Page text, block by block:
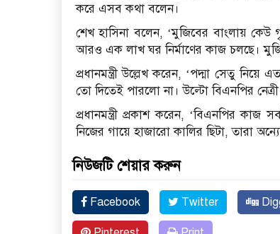
করে এসব কথা বলেন।
শেখ হাসিনা বলেন, ‘মুজিবের বাংলায়
আরও এক লাখ ঘর নির্মাণের কাজ চলছে।
প্রধানমন্ত্রী উল্লেখ করেন, ‘পদ্মা সেতু
তো দিতেই পারলো না। উল্টো বিএনপির
প্রধানমন্ত্রী প্রকাশ করেন, ‘বিএনপির
নিজের গায়ে হাজারো কালির ছিটা, তারা
নিউজটি শেয়ার করুন
Facebook Twitter